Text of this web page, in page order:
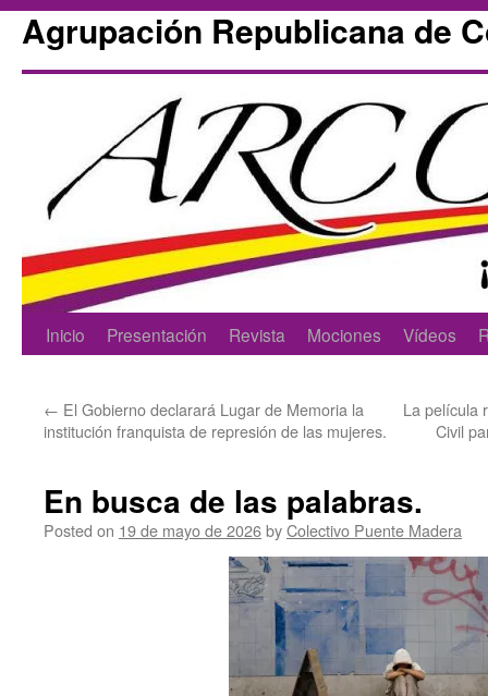
Agrupación Republicana de
Skip
content
Inicio Presentación Revista Mociones Vídeos
← El Gobierno declarará Lugar de Memoria la
institución franquista de represión de las mujeres.
La película
Civil
En busca de las palabras.
Posted on 19 de mayo de 2026byColectivo Puente Madera